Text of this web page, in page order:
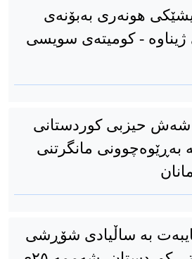
هونه‌ری به‌بۆنه‌ی
- کومیته‌ی سویسی
شەش حیزبی کوردستانی
بەڕێوەچوونی مانگرتنی
بە ساڵیادی شۆڕشی